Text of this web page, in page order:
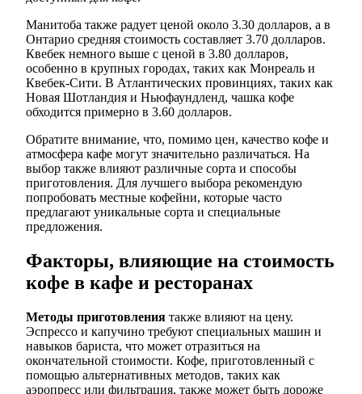
Манитоба также радует ценой около 3.30 долларов, а в
Онтарио средняя стоимость составляет 3.70 долларов.
Квебек немного выше с ценой в 3.80 долларов,
особенно в крупных городах, таких как Монреаль и
Квебек-Сити. В Атлантических провинциях, таких как
Новая Шотландия и Ньюфаундленд, чашка кофе
обходится примерно в 3.60 долларов.
Обратите внимание, что, помимо цен, качество кофе и
атмосфера кафе могут значительно различаться. На
выбор также влияют различные сорта и способы
приготовления. Для лучшего выбора рекомендую
попробовать местные кофейни, которые часто
предлагают уникальные сорта и специальные
предложения.
Факторы, влияющие на стоимость
кофе в кафе и ресторанах
Методы приготовления также влияют на цену.
Эспрессо и капучино требуют специальных машин и
навыков бариста, что может отразиться на
окончательной стоимости. Кофе, приготовленный с
помощью альтернативных методов, таких как
аэропресс или фильтрация, также может быть дороже